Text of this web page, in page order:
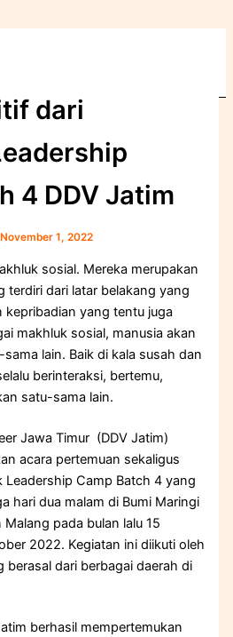
dari
4 DDV Jatim
November 1, 2022
sosial. Mereka merupakan
terdiri dari latar belakang yang
kepribadian yang tentu juga
makhluk sosial, manusia akan
lain. Baik di kala susah dan
berinteraksi, bertemu,
satu-sama lain.
Jawa Timur (DDV Jatim)
acara pertemuan sekaligus
Leadership Camp Batch 4 yang
hari dua malam di Bumi Maringi
pada bulan lalu 15
2022. Kegiatan ini diikuti oleh
berasal dari berbagai daerah di
berhasil mempertemukan